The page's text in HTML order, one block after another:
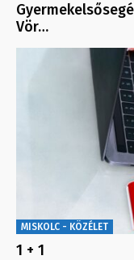
Vör…
MISKOLC - KÖZÉLET
1 + 1